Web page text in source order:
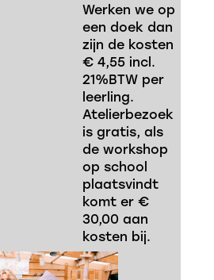
Werken we op
een doek dan
zijn de kosten
€ 4,55 incl.
21%BTW per
leerling.
Atelierbezoek
is gratis, als
de workshop
op school
plaatsvindt
komt er €
30,00 aan
kosten bij.